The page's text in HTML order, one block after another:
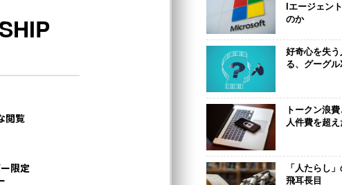
Iエージェン
のか
好奇心を失
る、グーグ
トークン浪
人件費を超え
「人たらし
飛耳長目